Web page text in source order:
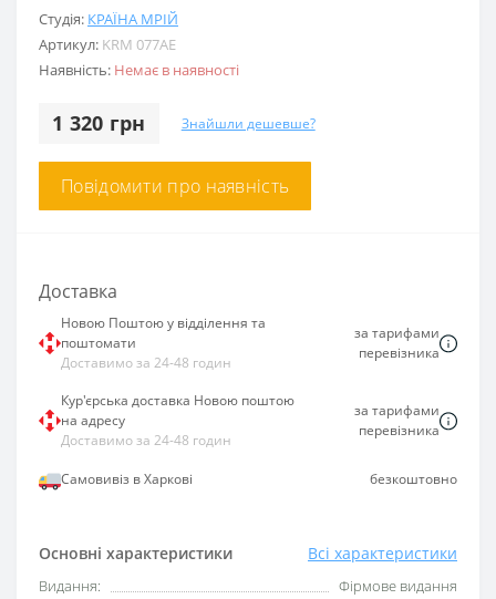
Студія: КРАЇНА МРІЙ
Артикул: KRM 077AE
Наявність: Немає в наявності
1 320 грн Знайшли дешевше?
Повідомити про наявність
Основні характеристики Всі характеристики
Видання:
Фірмове видання
Доставка
Новою Поштою у відділення та
поштомати
Доставимо за 24-48 годин
за тарифами
перевізника
Кур'єрська доставка Новою поштою
на адресу
Доставимо за 24-48 годин
за тарифами
перевізника
Самовивіз в Харкові безкоштовно